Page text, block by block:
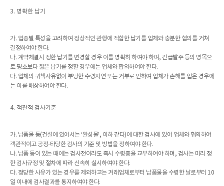
3. 명확한 납기
가. 업종별 특성을 고려하여 정상적인 관행에 적합한 납기를 업체와 충분한 협의를 거쳐
결정하여야 한다.
나. 계약체결시 정한 납기를 변경할 경우 이를 명확히 하여야 하며, 긴급발주 등의 명목으
로 평소보다 짧은 납기를 정할 경우에는 업체와 합의하여야 한다.
다. 업체의 귀책사유없이 부당한 수령지연 또는 거부로 인하여 업체가 손해를 입은 경우에
는 이를 배상하여야 한다.
4. 객관적 검사기준
가. 납품물 등(건설에 있어서는 ‘완성물’, 이하 같다)에 대한 검사에 있어 업체와 협의하여
객관적이고 공정·타당한 검사의 기준 및 방법을 정하여야 한다.
나. 납품 등이 있는 때에는 검사전이라도 즉시 수령증을 교부하여야 하며, 검사는 미리 정
한 검사규정 및 절차에 따라 신속히 실시하여야 한다.
다. 정당한 사유가 있는 경우를 제외하고는 거래업체로부터 납품물을 수령한 날로부터 10
일 이내에 검사결과를 통지하여야 한다.